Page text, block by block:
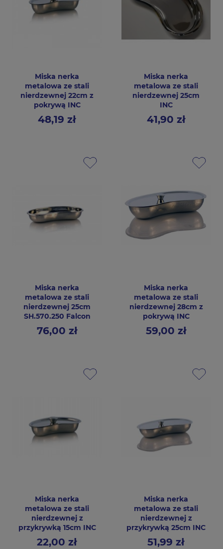
Miska nerka
metalowa ze stali
nierdzewnej 22cm z
pokrywą INC
Cena48,19 zł
Miska nerka
metalowa ze stali
nierdzewnej 25cm
INC
Cena41,90 zł
Miska nerka
metalowa ze stali
nierdzewnej 25cm
SH.570.250 Falcon
Cena76,00 zł
Miska nerka
metalowa ze stali
nierdzewnej 28cm z
pokrywą INC
Cena59,00 zł
Miska nerka
metalowa ze stali
nierdzewnej z
przykrywką 15cm INC
Cena22,00 zł
Miska nerka
metalowa ze stali
nierdzewnej z
przykrywką 25cm INC
51,99 zł